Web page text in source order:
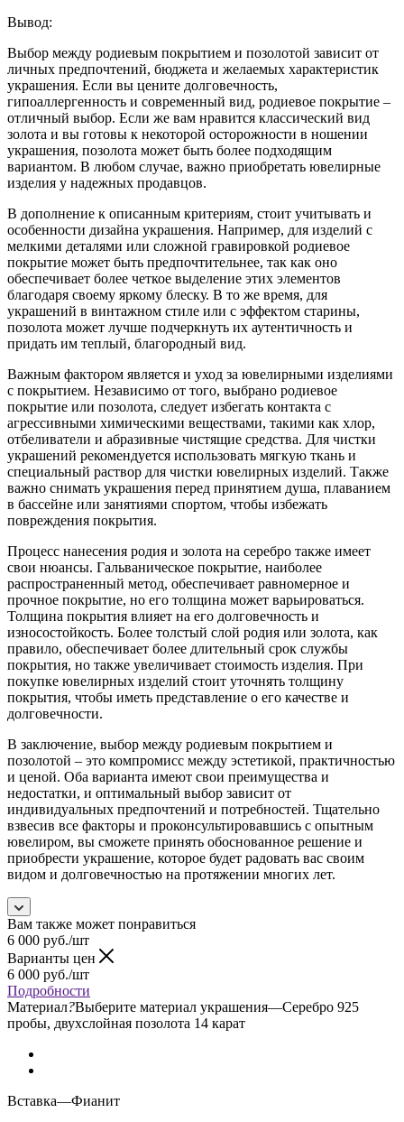
Вывод:
Выбор между родиевым покрытием и позолотой зависит от
личных предпочтений, бюджета и желаемых характеристик
украшения. Если вы цените долговечность,
гипоаллергенность и современный вид, родиевое покрытие –
отличный выбор. Если же вам нравится классический вид
золота и вы готовы к некоторой осторожности в ношении
украшения, позолота может быть более подходящим
вариантом. В любом случае, важно приобретать ювелирные
изделия у надежных продавцов.
В дополнение к описанным критериям, стоит учитывать и
особенности дизайна украшения. Например, для изделий с
мелкими деталями или сложной гравировкой родиевое
покрытие может быть предпочтительнее, так как оно
обеспечивает более четкое выделение этих элементов
благодаря своему яркому блеску. В то же время, для
украшений в винтажном стиле или с эффектом старины,
позолота может лучше подчеркнуть их аутентичность и
придать им теплый, благородный вид.
Важным фактором является и уход за ювелирными изделиями
с покрытием. Независимо от того, выбрано родиевое
покрытие или позолота, следует избегать контакта с
агрессивными химическими веществами, такими как хлор,
отбеливатели и абразивные чистящие средства. Для чистки
украшений рекомендуется использовать мягкую ткань и
специальный раствор для чистки ювелирных изделий. Также
важно снимать украшения перед принятием душа, плаванием
в бассейне или занятиями спортом, чтобы избежать
повреждения покрытия.
Процесс нанесения родия и золота на серебро также имеет
свои нюансы. Гальваническое покрытие, наиболее
распространенный метод, обеспечивает равномерное и
прочное покрытие, но его толщина может варьироваться.
Толщина покрытия влияет на его долговечность и
износостойкость. Более толстый слой родия или золота, как
правило, обеспечивает более длительный срок службы
покрытия, но также увеличивает стоимость изделия. При
покупке ювелирных изделий стоит уточнять толщину
покрытия, чтобы иметь представление о его качестве и
долговечности.
В заключение, выбор между родиевым покрытием и
позолотой – это компромисс между эстетикой, практичностью
и ценой. Оба варианта имеют свои преимущества и
недостатки, и оптимальный выбор зависит от
индивидуальных предпочтений и потребностей. Тщательно
взвесив все факторы и проконсультировавшись с опытным
ювелиром, вы сможете принять обоснованное решение и
приобрести украшение, которое будет радовать вас своим
видом и долговечностью на протяжении многих лет.
Вам также может понравиться
6 000 руб./шт
Варианты цен
6 000 руб./шт
Подробности
Материал?Выберите материал украшения—Серебро 925
пробы, двухслойная позолота 14 карат
Вставка—Фианит